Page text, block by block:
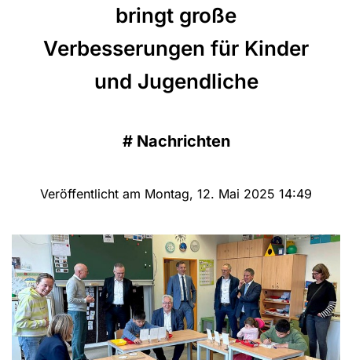
bringt große
Verbesserungen für Kinder
und Jugendliche
# Nachrichten
Veröffentlicht am Montag, 12. Mai 2025 14:49